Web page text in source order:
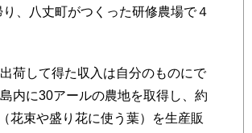
、八丈町がつくった研修農場で４
荷して得た収入は自分のものにで
内に30アールの農地を取得し、約
花束や盛り花に使う葉）を生産販